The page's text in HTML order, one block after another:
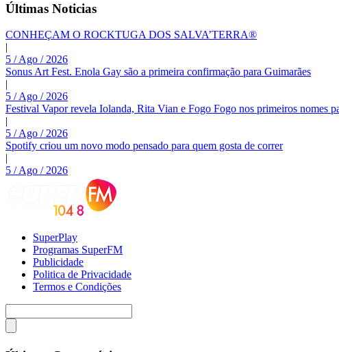
Últimas Noticias
CONHEÇAM O ROCKTUGA DOS SALVA’TERRA®
|
5 / Ago / 2026
Sonus Art Fest. Enola Gay são a primeira confirmação para Guimarães
|
5 / Ago / 2026
Festival Vapor revela Iolanda, Rita Vian e Fogo Fogo nos primeiros nomes
|
5 / Ago / 2026
Spotify criou um novo modo pensado para quem gosta de correr
|
5 / Ago / 2026
SuperPlay
Programas SuperFM
Publicidade
Politica de Privacidade
Termos e Condições